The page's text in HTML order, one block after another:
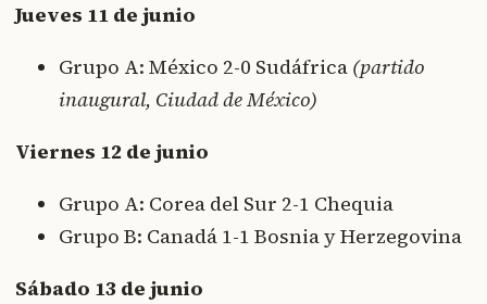
Jueves 11 de junio
Grupo A: México 2-0 Sudáfrica (partido
inaugural, Ciudad de México)
Viernes 12 de junio
Grupo A: Corea del Sur 2-1 Chequia
Grupo B: Canadá 1-1 Bosnia y Herzegovina
Sábado 13 de junio